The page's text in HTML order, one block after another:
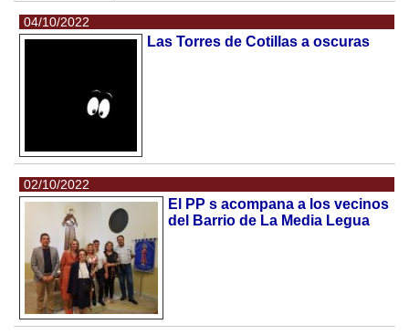
04/10/2022
Las Torres de Cotillas a oscuras
02/10/2022
El PP s acompana a los vecinos
del Barrio de La Media Legua